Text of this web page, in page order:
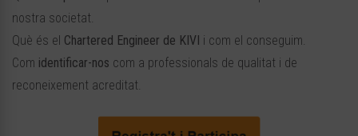
nostra societat.
Què és el Chartered Engineer de KIVI i com el conseguim.
Com identificar-nos com a professionals de qualitat i de
reconeixement acreditat.